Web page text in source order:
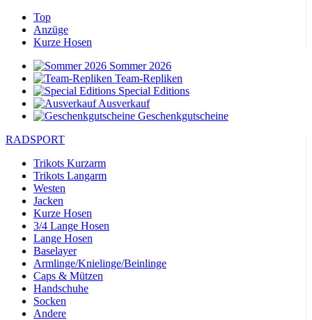
Top
Anzüge
Kurze Hosen
Sommer 2026
Team-Repliken
Special Editions
Ausverkauf
Geschenkgutscheine
RADSPORT
Trikots Kurzarm
Trikots Langarm
Westen
Jacken
Kurze Hosen
3/4 Lange Hosen
Lange Hosen
Baselayer
Armlinge/Knielinge/Beinlinge
Caps & Mützen
Handschuhe
Socken
Andere